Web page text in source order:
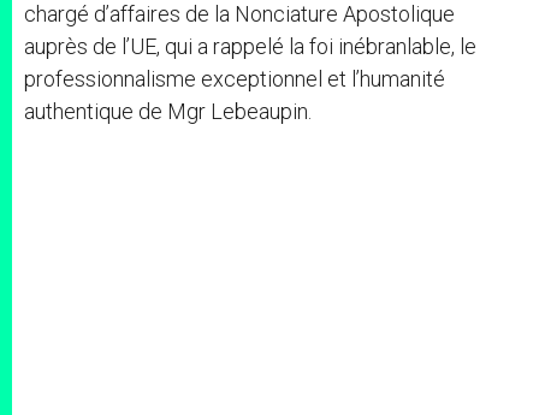
chargé d’affaires de la Nonciature Apostolique
auprès de l’UE, qui a rappelé la foi inébranlable, le
professionnalisme exceptionnel et l’humanité
authentique de Mgr Lebeaupin.